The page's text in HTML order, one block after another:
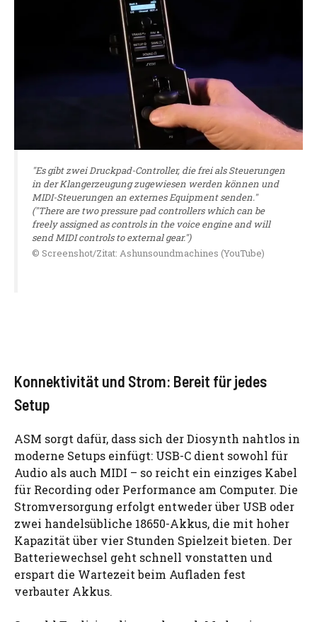
"Es gibt zwei Druckpad-Controller, die frei als Steuerungen
in der Klangerzeugung zugewiesen werden können und
MIDI-Steuerungen an externes Equipment senden."
("There are two pressure pad controllers which can be
freely assigned as controls in the voice engine and will
send MIDI controls to external gear.")
© Screenshot/Zitat: Ashunsoundmachines (YouTube)
Konnektivität und Strom: Bereit für jedes
Setup
ASM sorgt dafür, dass sich der Diosynth nahtlos in
moderne Setups einfügt: USB-C dient sowohl für
Audio als auch MIDI – so reicht ein einziges Kabel
für Recording oder Performance am Computer. Die
Stromversorgung erfolgt entweder über USB oder
zwei handelsübliche 18650-Akkus, die mit hoher
Kapazität über vier Stunden Spielzeit bieten. Der
Batteriewechsel geht schnell vonstatten und
erspart die Wartezeit beim Aufladen fest
verbauter Akkus.